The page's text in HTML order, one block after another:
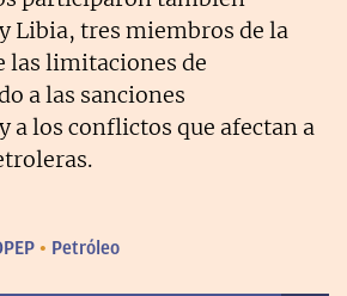
Libia, tres miembros de la
las limitaciones de
a las sanciones
a los conflictos que afectan a
Petróleo